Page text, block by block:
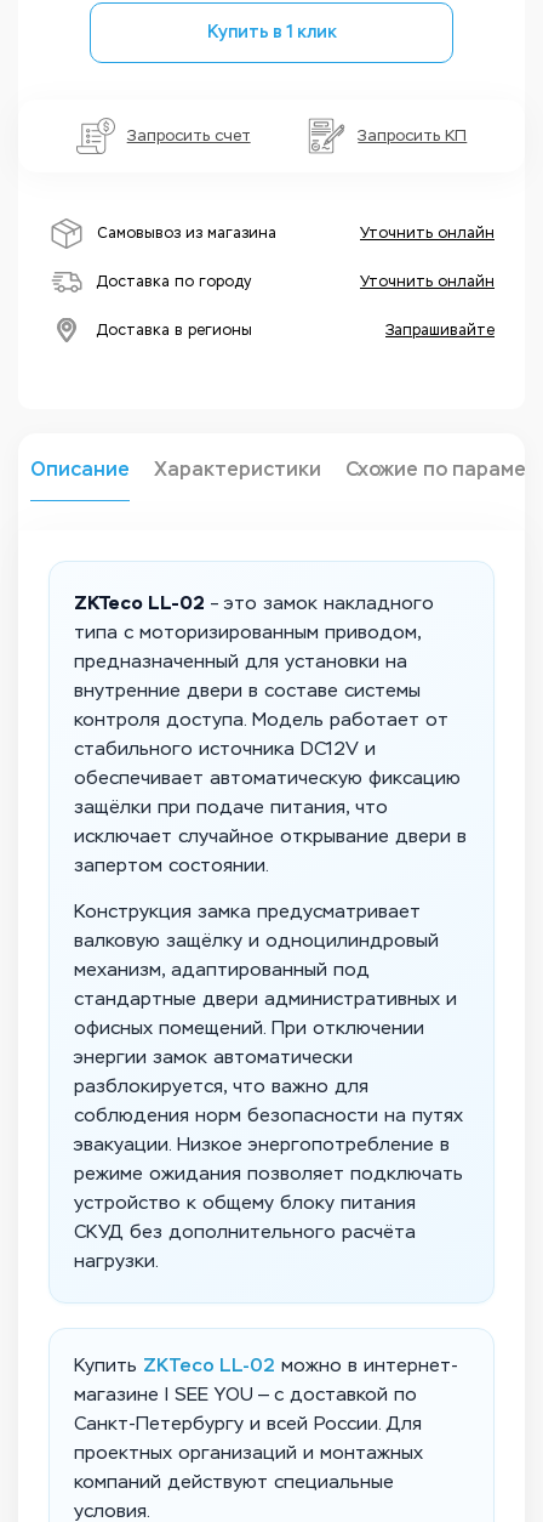
Купить в 1 клик
Запросить счет Запросить КП
Самовывоз из магазина Уточнить онлайн
Доставка по городу Уточнить онлайн
Доставка в регионы Запрашивайте
Описание Характеристики Схожие по
ZKTeco LL-02 – это замок накладного
типа с моторизированным приводом,
предназначенный для установки на
внутренние двери в составе системы
контроля доступа. Модель работает от
стабильного источника DC12V и
обеспечивает автоматическую фиксацию
защёлки при подаче питания, что
исключает случайное открывание двери в
запертом состоянии.
Конструкция замка предусматривает
валковую защёлку и одноцилиндровый
механизм, адаптированный под
стандартные двери административных и
офисных помещений. При отключении
энергии замок автоматически
разблокируется, что важно для
соблюдения норм безопасности на путях
эвакуации. Низкое энергопотребление в
режиме ожидания позволяет подключать
устройство к общему блоку питания
СКУД без дополнительного расчёта
нагрузки.
Купить ZKTeco LL-02 можно в интернет-
магазине I SEE YOU — с доставкой по
Санкт-Петербургу и всей России. Для
проектных организаций и монтажных
компаний действуют специальные
условия.